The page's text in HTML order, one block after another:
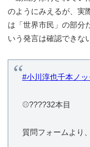
のようにみえるが、実
は「世界市民」の部分
いう発言は確認できな
#小川淳也千本ノッ
⚾????32本目
質問フォームより